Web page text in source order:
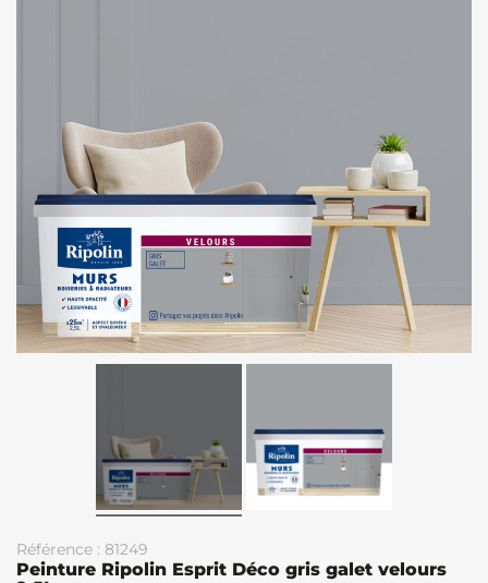
Référence : 81249
Peinture Ripolin Esprit Déco gris galet velours